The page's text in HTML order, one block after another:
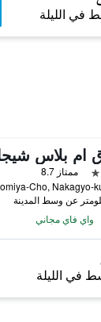
في الليلة
ام بلاس
ممتاز 8.7
واي فاي مجاني
في الليلة